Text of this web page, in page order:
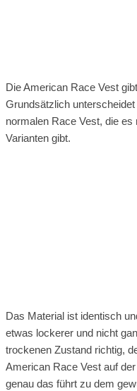
Die American Race Vest
Grundsätzlich
normalen Race Vest, die
Varianten gibt.
Das Material ist identisch
etwas lockerer und nicht
trockenen Zustand richtig,
American Race Vest auf
genau das führt zu dem